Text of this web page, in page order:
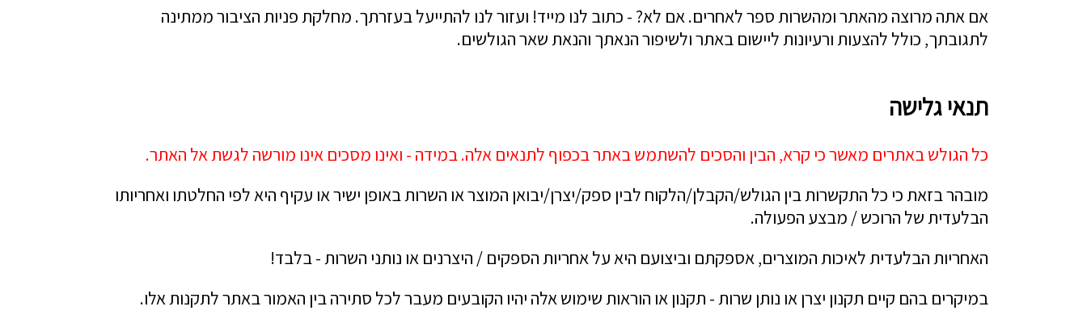
אם אתה מרוצה מהאתר ומהשרות ספר לאחרים. אם לא? - כתוב לנו מייד! ועזור לנו להתייעל בעזרתך. מחלקת פניות הציבור ממתינה
לתגובתך, כולל להצעות ורעיונות ליישום באתר ולשיפור הנאתך והנאת שאר הגולשים.
תנאי גלישה
כל הגולש באתרים מאשר כי קרא, הבין והסכים להשתמש באתר בכפוף לתנאים אלה. במידה - ואינו מסכים אינו מורשה לגשת אל האתר.
מובהר בזאת כי כל התקשרות בין הגולש/הקבלן/הלקוח לבין ספק/יצרן/יבואן המוצר או השרות באופן ישיר או עקיף היא לפי החלטתו ואחריותו
הבלעדית של הרוכש / מבצע הפעולה.
האחריות הבלעדית לאיכות המוצרים, אספקתם וביצועם היא על אחריות הספקים / היצרנים או נותני השרות - בלבד!
במיקרים בהם קיים תקנון יצרן או נותן שרות - תקנון או הוראות שימוש אלה יהיו הקובעים מעבר לכל סתירה בין האמור באתר לתקנות אלו.